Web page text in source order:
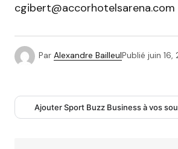
cgibert@accorhotelsarena.com
Par Alexandre BailleulPublié juin 16,
Ajouter Sport Buzz Business à vos